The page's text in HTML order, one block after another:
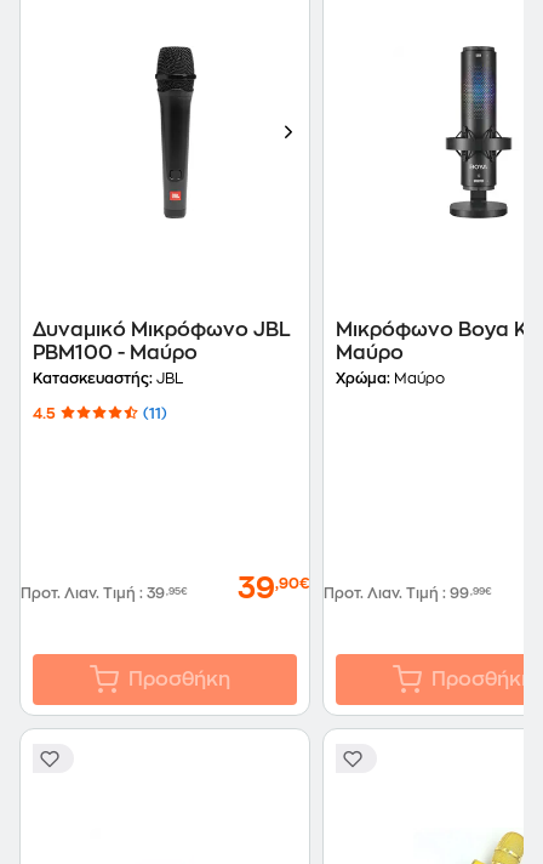
Δυναμικό Μικρόφωνο JBL
PBM100 - Μαύρο
Κατασκευαστής: JBL
4.5 (11)
Προτ. Λιαν. Τιμή : 39,95€ 39,90€
Προσθήκη
Μικρόφωνο Boya K9
Μαύρο
Χρώμα: Μαύρο
Προτ. Λιαν. Τιμή : 99,99€
Προσθήκη